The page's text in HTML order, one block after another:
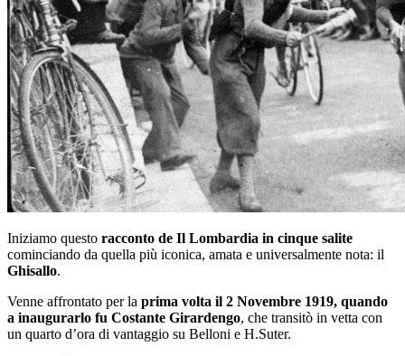
Iniziamo questo racconto de Il Lombardia in cinque salite
cominciando da quella più iconica, amata e universalmente nota: il
Ghisallo.
Venne affrontato per la prima volta il 2 Novembre 1919, quando
a inaugurarlo fu Costante Girardengo, che transitò in vetta con
un quarto d’ora di vantaggio su Belloni e H.Suter.